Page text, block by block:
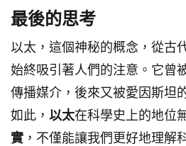
最後的思考
以太，這個神秘的概念，從古
始終吸引著人們的注意。它曾
傳播媒介，後來又被愛因斯坦
如此， 以太在科學史上的地位
實 ，不僅能讓我們更好地理解